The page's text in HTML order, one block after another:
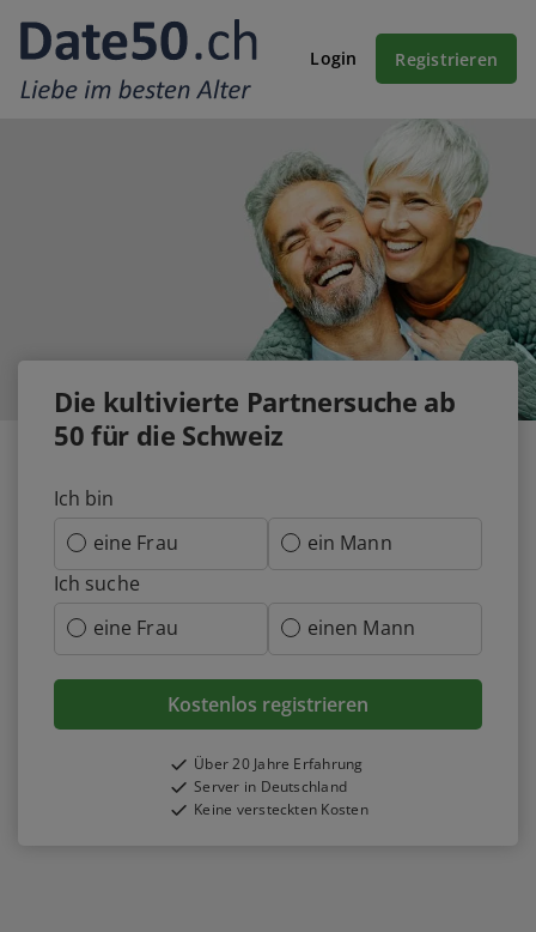
Login Registrieren
Die kultivierte Partnersuche ab
50 für die Schweiz
Ich bin
eine Frau
ein Mann
Ich suche
eine Frau
einen Mann
Kostenlos registrieren
Über 20 Jahre Erfahrung
Server in Deutschland
Keine versteckten Kosten